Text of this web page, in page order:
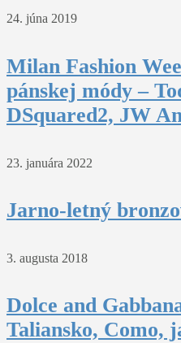
24. júna 2019
Milan Fashion
pánskej módy –
DSquared2, JW
23. januára 2022
Jarno-letný
3. augusta 2018
Dolce and
Taliansko, Como,